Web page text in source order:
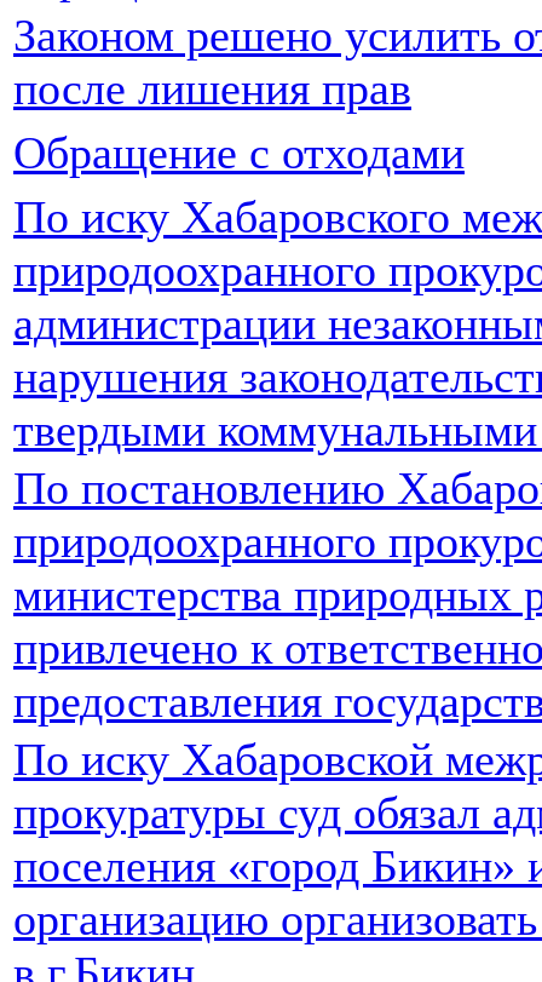
Законом решено усилить
после лишения прав
Обращение с отходами
По иску Хабаровского
природоохранного
администрации
нарушения
твердыми
По постановлению
природоохранного
министерства природных
привлечено к
предоставления
По иску Хабаровской
прокуратуры суд обязал
поселения «город
организацию